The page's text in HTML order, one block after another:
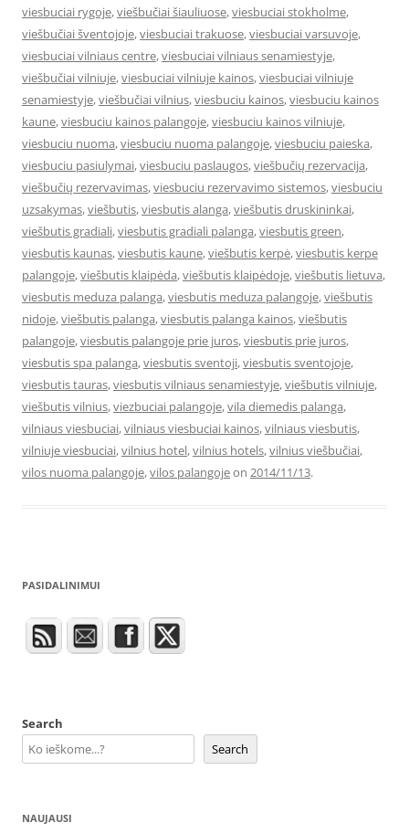
viesbuciai rygoje,viešbučiai šiauliuose,viesbuciai stokholme,
viešbučiai šventojoje,viesbuciai trakuose,viesbuciai varsuvoje,
viesbuciai vilniaus centre,viesbuciai vilniaus senamiestyje,
viešbučiai vilniuje,viesbuciai vilniuje kainos,viesbuciai vilniuje
senamiestyje,viešbučiai vilnius,viesbuciu kainos,viesbuciu kainos
kaune,viesbuciu kainos palangoje,viesbuciu kainos vilniuje,
viesbuciu nuoma,viesbuciu nuoma palangoje,viesbuciu paieska,
viesbuciu pasiulymai,viesbuciu paslaugos,viešbučių rezervacija,
viešbučių rezervavimas,viesbuciu rezervavimo sistemos,viesbuciu
uzsakymas,viešbutis,viesbutis alanga,viešbutis druskininkai,
viešbutis gradiali,viesbutis gradiali palanga,viesbutis green,
viesbutis kaunas,viesbutis kaune,viešbutis kerpė,viesbutis kerpe
palangoje,viešbutis klaipėda,viešbutis klaipėdoje,viešbutis lietuva,
viesbutis meduza palanga,viesbutis meduza palangoje,viešbutis
nidoje,viešbutis palanga,viesbutis palanga kainos,viešbutis
palangoje,viesbutis palangoje prie juros,viesbutis prie juros,
viesbutis spa palanga,viesbutis sventoji,viesbutis sventojoje,
viesbutis tauras,viesbutis vilniaus senamiestyje,viešbutis vilniuje,
viešbutis vilnius,viezbuciai palangoje,vila diemedis palanga,
vilniaus viesbuciai,vilniaus viesbuciai kainos,vilniaus viesbutis,
vilniuje viesbuciai,vilnius hotel,vilnius hotels,vilnius viešbučiai,
vilos nuoma palangoje,vilos palangojeon 2014/11/13.
PASIDALINIMUI
Search
Search
NAUJAUSI